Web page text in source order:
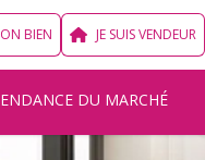
BIEN JE SUIS VENDEUR
DU MARCHÉ